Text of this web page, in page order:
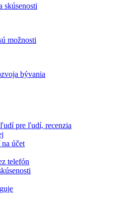
skúsenosti
možnosti
bývania
pre ľudí, recenzia
účet
telefón